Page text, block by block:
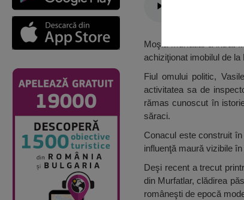
Moşia Murfatlar a intrat
achiziţionat imobilul de
Fiul omului politic,
activitatea sa de
rămas cunoscut în
săraci.
Conacul este construit
influenţă maură vizibile
Deşi recent a trecut
din Murfatlar, clădirea
româneşti de epocă